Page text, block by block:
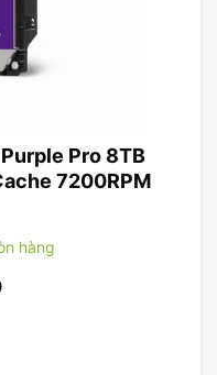
Pro 8TB
7200RPM
hàng